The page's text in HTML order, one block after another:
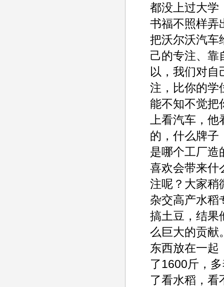
都没上过大学
书福不照样弄
把沃尔沃汽车
己的专注、靠
以，我们对
注，比你的学
能不知不觉把
上看汽车，
的，什么牌子
是哪个工厂
喜欢会带来什
注呢？大家稍
杂交高产水稻
搞土豆，结果
么巨大的贡献
东西放在一起
了1600斤，
了看水稻，看